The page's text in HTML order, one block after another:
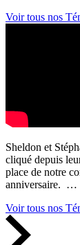
Voir tous nos
Sheldon et
cliqué depuis
place de notre
anniversaire. …
Voir tous nos